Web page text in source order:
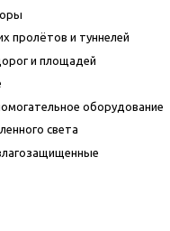
пролётов и туннелей
и площадей
оборудование
света